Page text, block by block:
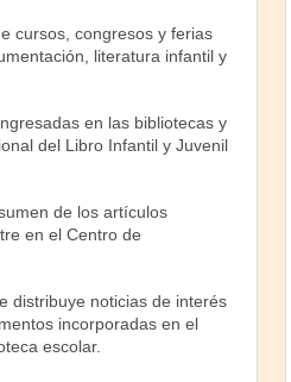
cursos, congresos y ferias
literatura infantil y
en las bibliotecas y
del Libro Infantil y Juvenil
de los artículos
en el Centro de
distribuye noticias de interés
incorporadas en el
escolar.